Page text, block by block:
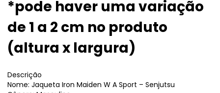
*pode haver uma variação
de 1 a 2 cm no produto
(altura x largura)
Descrição
Nome: Jaqueta Iron Maiden W A Sport – Senjutsu